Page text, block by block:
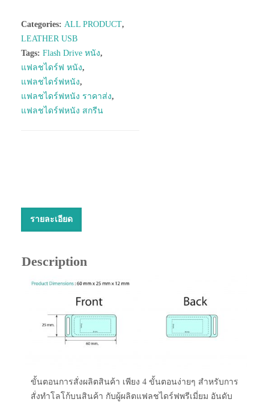
Categories: ALL PRODUCT,
LEATHER USB
Tags: Flash Drive หนัง,
แฟลชไดร์ฟ หนัง,
แฟลชไดร์ฟหนัง,
แฟลชไดร์ฟหนัง ราคาส่ง,
แฟลชไดร์ฟหนัง สกรีน
รายละเอียด
Description
ขั้นตอนการสั่งผลิตสินค้า เพียง 4 ขั้นตอนง่ายๆ สำหรับการ
สั่งทำโลโก้บนสินค้า กับผู้ผลิตแฟลชไดร์ฟพรีเมี่ยม อันดับ